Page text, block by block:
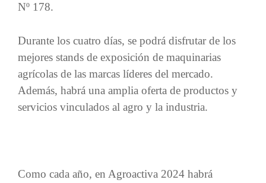
Nº 178.
Durante los cuatro días, se podrá disfrutar de los
mejores stands de exposición de maquinarias
agrícolas de las marcas líderes del mercado.
Además, habrá una amplia oferta de productos y
servicios vinculados al agro y la industria.
Como cada año, en Agroactiva 2024 habrá